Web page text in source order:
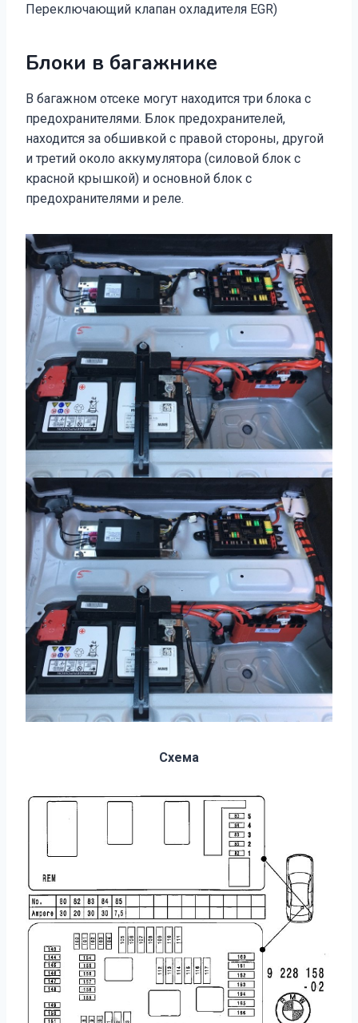
Переключающий клапан охладителя EGR)
Блоки в багажнике
В багажном отсеке могут находится три блока с
предохранителями. Блок предохранителей,
находится за обшивкой с правой стороны, другой
и третий около аккумулятора (силовой блок с
красной крышкой) и основной блок с
предохранителями и реле.
Схема